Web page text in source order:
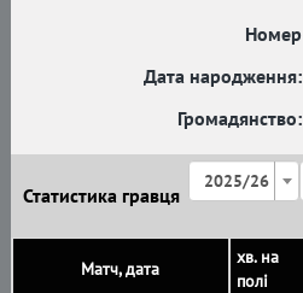
Номер
Дата народження:
Громадянство:
Статистика гравця
2025/26
Матч, дата
хв. на
полі